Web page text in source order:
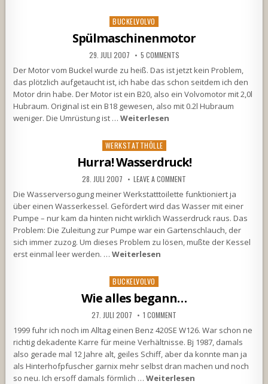
Posted
BUCKELVOLVO
Spülmaschinenmotor
29. JULI 2007 5 COMMENTS
Der Motor vom Buckel wurde zu heiß. Das ist jetzt kein Problem,
das plötzlich aufgetaucht ist, ich habe das schon seitdem ich den
Motor drin habe. Der Motor ist ein B20, also ein Volvomotor mit 2,0l
Hubraum. Original ist ein B18 gewesen, also mit 0.2l Hubraum
weniger. Die Umrüstung ist …Weiterlesen
Posted
WERKSTATTHÖLLE
Hurra! Wasserdruck!
28. JULI 2007 LEAVE A COMMENT
Die Wasserversogung meiner Werkstatttoilette funktioniert ja
über einen Wasserkessel. Gefördert wird das Wasser mit einer
Pumpe – nur kam da hinten nicht wirklich Wasserdruck raus. Das
Problem: Die Zuleitung zur Pumpe war ein Gartenschlauch, der
sich immer zuzog. Um dieses Problem zu lösen, mußte der Kessel
erst einmal leer werden. …Weiterlesen
Posted
in
BUCKELVOLVO
Wie alles begann…
27. JULI 2007 1 COMMENT
1999 fuhr ich noch im Alltag einen Benz 420SE W126. War schon ne
richtig dekadente Karre für meine Verhältnisse. Bj 1987, damals
also gerade mal 12 Jahre alt, geiles Schiff, aber da konnte man ja
als Hinterhofpfuscher garnix mehr selbst dran machen und noch
so neu. Ich ersoff damals förmlich …Weiterlesen